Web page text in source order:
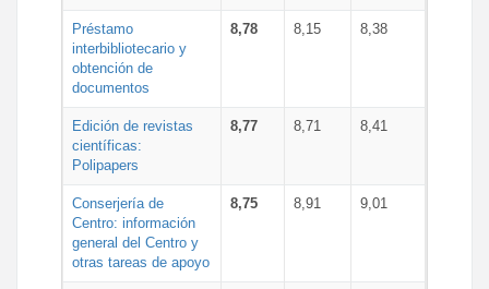
Préstamo
interbibliotecario y
obtención de
documentos
8,78 8,15 8,38
Edición de revistas
científicas:
Polipapers
8,77 8,71 8,41
Conserjería de
Centro: información
general del Centro y
otras tareas de apoyo
8,75 8,91 9,01